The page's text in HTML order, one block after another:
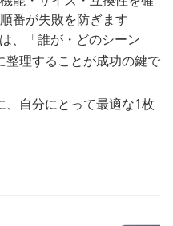
番が失敗を防ぎます
、「誰が・どのシーン
整理することが成功の鍵で
自分にとって最適な1枚